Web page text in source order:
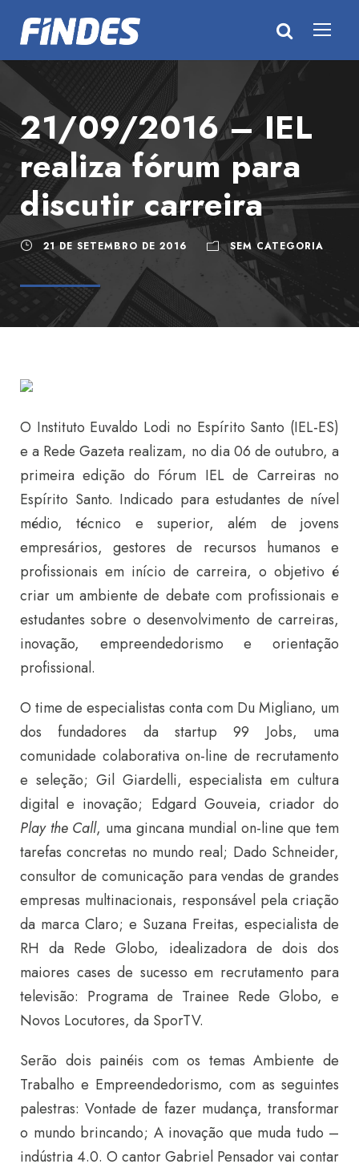
21/09/2016 – IEL
realiza fórum para
discutir carreira
21 DE SETEMBRO DE 2016 SEM CATEGORIA
O Instituto Euvaldo Lodi no Espírito Santo (IEL-ES)
e a Rede Gazeta realizam, no dia 06 de outubro, a
primeira edição do Fórum IEL de Carreiras no
Espírito Santo. Indicado para estudantes de nível
médio, técnico e superior, além de jovens
empresários, gestores de recursos humanos e
profissionais em início de carreira, o objetivo é
criar um ambiente de debate com profissionais e
estudantes sobre o desenvolvimento de carreiras,
inovação, empreendedorismo e orientação
profissional.
O time de especialistas conta com Du Migliano, um
dos fundadores da startup 99 Jobs, uma
comunidade colaborativa on-line de recrutamento
e seleção; Gil Giardelli, especialista em cultura
digital e inovação; Edgard Gouveia, criador do
Play the Call, uma gincana mundial on-line que tem
tarefas concretas no mundo real; Dado Schneider,
consultor de comunicação para vendas de grandes
empresas multinacionais, responsável pela criação
da marca Claro; e Suzana Freitas, especialista de
RH da Rede Globo, idealizadora de dois dos
maiores cases de sucesso em recrutamento para
televisão: Programa de Trainee Rede Globo, e
Novos Locutores, da SporTV.
Serão dois painéis com os temas Ambiente de
Trabalho e Empreendedorismo, com as seguintes
palestras: Vontade de fazer mudança, transformar
o mundo brincando; A inovação que muda tudo –
indústria 4.0. O cantor Gabriel Pensador vai contar